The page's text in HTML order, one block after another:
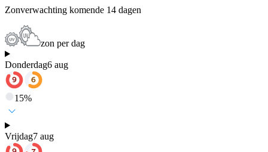
Zonverwachting komende 14 dagen
zon per dag
Donderdag6 aug
15%
Vrijdag7 aug